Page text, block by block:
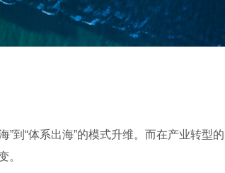
到“体系出海”的模式升维。而在产业转型的
。